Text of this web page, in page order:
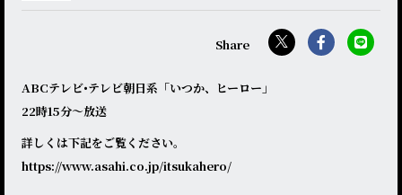
ABCテレビ•テレビ朝日系「いつか、ヒーロー」
22時15分〜放送
詳しくは下記をご覧ください。
https://www.asahi.co.jp/itsukahero/